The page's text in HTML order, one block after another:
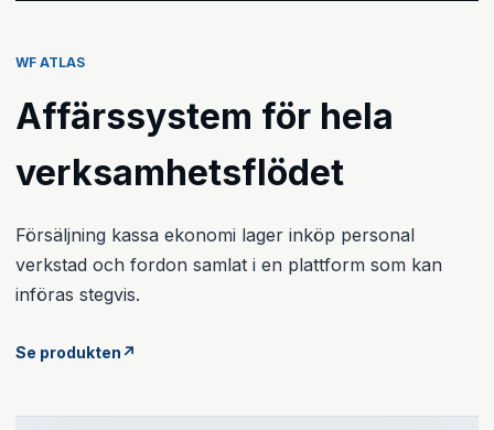
WF ATLAS
Affärssystem för hela
verksamhetsflödet
Försäljning kassa ekonomi lager inköp personal
verkstad och fordon samlat i en plattform som kan
införas stegvis.
Se produkten↗